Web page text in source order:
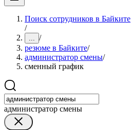
Поиск сотрудников в Байките
/
... /
резюме в Байките/
администратор смены/
сменный график
администратор смены